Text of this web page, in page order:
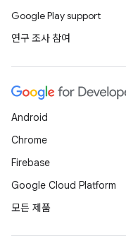
Google Play support
연구 조사 참여
Android
Chrome
Firebase
Google Cloud Platform
모든 제품